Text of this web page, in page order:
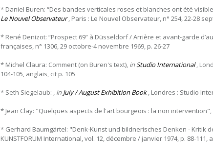
* Daniel Buren: “Des bandes verticales roses et blanches ont été
Le Nouvel Observateur, Paris : Le Nouvel Observateur, n° 254, 22-28
* René Denizot: “Prospect 69” à Düsseldorf / Arrière et avant-garde
françaises, n° 1306, 29 octobre-4 novembre 1969, p. 26-27
* Michel Claura: Comment (on Buren's text), inStudio International,
104-105, anglais, cit p. 105
* Seth Siegelaub: , in July / August Exhibition Book, Londres : Studio
* Jean Clay: "Quelques aspects de l'art bourgeois : la non intervention",
* Gerhard Baumgärtel: "Denk-Kunst und bildnerisches Denken - Kritik
KUNSTFORUM International, vol. 12, décembre / janvier 1974, p. 88-111,